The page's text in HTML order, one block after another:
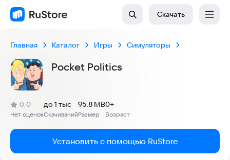
Скачать
Главная Каталог Игры Симуляторы
Pocket Politics
Рейтинг:
0,0
(
Нет оценок
)
Скачиваний
до 1 тыс
Размер
95.8 MB
Возраст
0+
Установить с помощью RuStore